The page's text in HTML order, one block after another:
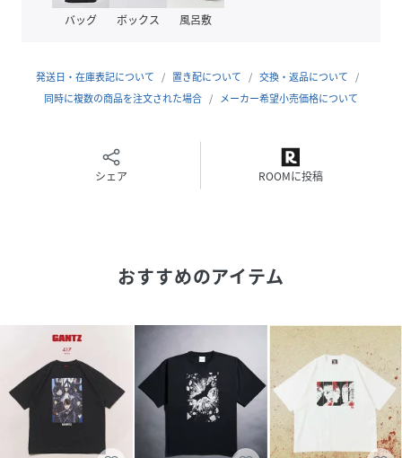
ースケジュールのようにデザインしたスタイリッシュな1着。
本作で人気の高いキャラクターのひとり、西丈一郎。
武器を構えつつもイヤホンをしている描写は常にスタンドプ
クター一人ひとりの表情。
SF感を演出したクールなデザインに仕上がっています。
COL.007
玄野計が愛する小島多恵とともに微笑みあうグラフィック。
シーズンレスで着用しやすい生地感のスウェットの背中の首
元には
バッグ ボックス 風呂敷
発送日・在庫表記について 置き配について
交換・返品について
同時に複数の商品を注文された場合
メーカー希望小売価格について
シェア ROOMに投稿
おすすめのアイテム